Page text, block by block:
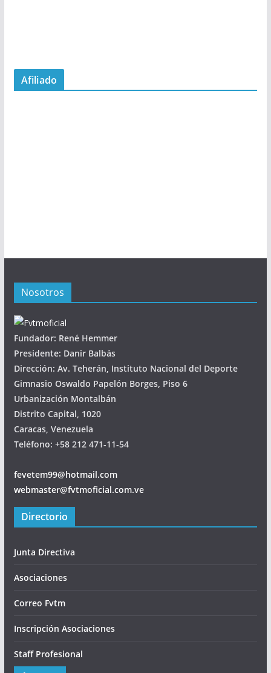
Afiliado
Nosotros
Fundador: René Hemmer
Presidente: Danir Balbás
Dirección: Av. Teherán, Instituto Nacional del Deporte
Gimnasio Oswaldo Papelón Borges, Piso 6
Urbanización Montalbán
Distrito Capital, 1020
Caracas, Venezuela
Teléfono: +58 212 471-11-54
fevetem99@hotmail.com
webmaster@fvtmoficial.com.ve
Directorio
Junta Directiva
Asociaciones
Correo Fvtm
Inscripción Asociaciones
Staff Profesional